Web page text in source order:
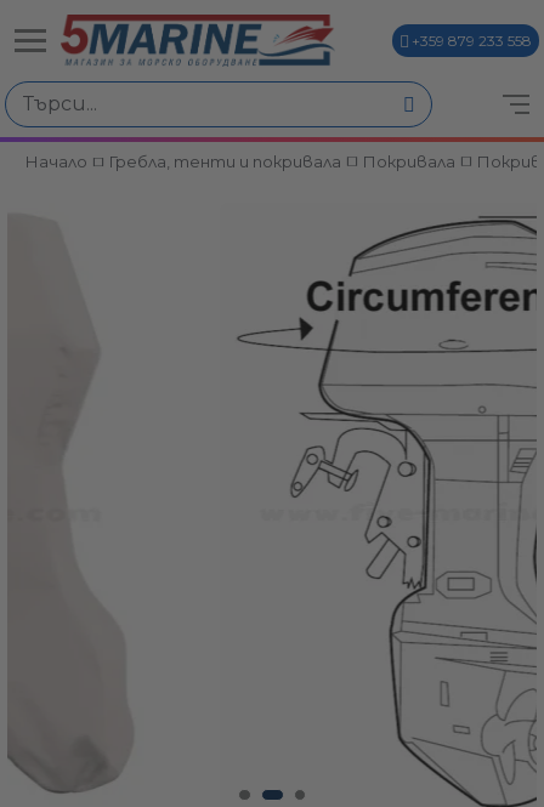
+359 879 233 558
Начало Гребла, тенти и покривала Покривала